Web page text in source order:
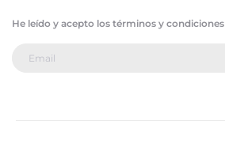
He leído y acepto los términos y condiciones